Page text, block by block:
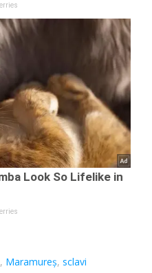
, Maramureș,sclavi